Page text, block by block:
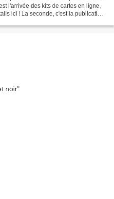
l'arrivée des kits de cartes en ligne,
ici ! La seconde, c'est la publication